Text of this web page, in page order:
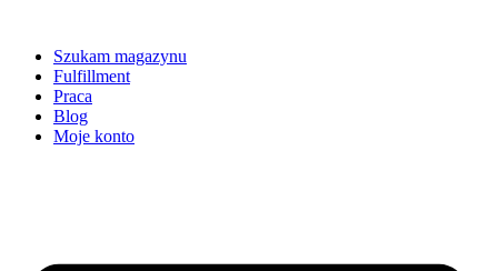
Szukam magazynu
Fulfillment
Praca
Blog
Moje konto